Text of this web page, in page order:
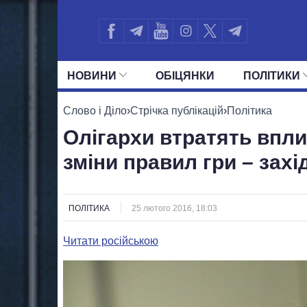
НОВИНИ ОБIЦЯНКИ ПОЛIТИКИ
УСІ ПОЛІТИКИ ПРЕЗИДЕНТ І ОФІС
Слово і Діло›Стрічка публікацій›Політика
Олігархи втратять
зміни правил гри –
ПОЛІТИКА 25 лютого 2016, 18:03
Читати російською